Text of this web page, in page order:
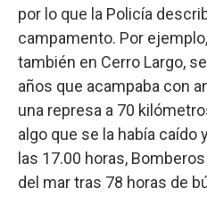
por lo que la Policía
campamento. Por
también en Cerro Largo,
años que acampaba con
una represa a 70
algo que se la había caído
las 17.00 horas,
del mar tras 78 horas de